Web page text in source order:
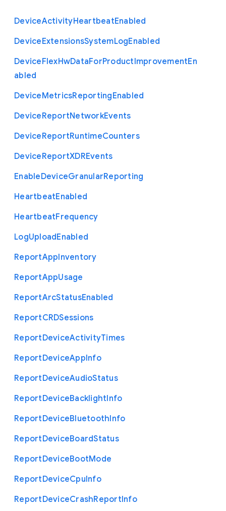
DeviceActivityHeartbeatEnabled
DeviceExtensionsSystemLogEnabled
DeviceFlexHwDataForProductImprovementEn
abled
DeviceMetricsReportingEnabled
DeviceReportNetworkEvents
DeviceReportRuntimeCounters
DeviceReportXDREvents
EnableDeviceGranularReporting
HeartbeatEnabled
HeartbeatFrequency
LogUploadEnabled
ReportAppInventory
ReportAppUsage
ReportArcStatusEnabled
ReportCRDSessions
ReportDeviceActivityTimes
ReportDeviceAppInfo
ReportDeviceAudioStatus
ReportDeviceBacklightInfo
ReportDeviceBluetoothInfo
ReportDeviceBoardStatus
ReportDeviceBootMode
ReportDeviceCpuInfo
ReportDeviceCrashReportInfo